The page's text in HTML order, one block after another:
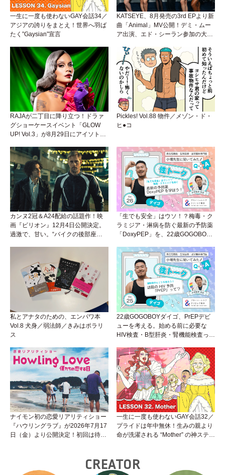
一生に一度も使わないGAY会話34／
アジアの誇りをまとえ！世界へ羽ば
たく”Gaysian”宣言
KATSEYE、8月発売の3rd EPより新
曲「Animal」MV公開！デミ・ムー
ア出演、エド・シーラン参加の大胆
RAJAが二丁目に降り立つ！ドラァ
グショーケースイベント「GLOW
UP! Vol.3」が8月29日にアイソトー
Pickles! Vol.88 物件／メゾン・ド・
ヒ●コ
カンヌ2冠＆A24配給の話題作！映
画『ピリオン』12月4日公開決定。
過激で、甘い。“バイクの後部座
「生でも安全」はウソ！？梅毒・ク
ラミジア・淋病を防ぐ最新の予防薬
「DoxyPEP」を、22歳GOGOBOY
くいことは小堀先生に聞けばイイ！
（Vol.26）
私とアナタのための、エンパワ本
Vol.8 犬身／弱法師／きみはポラリ
ス
22歳GOGOBOYダイゴ、PrEPデビ
ューを考える。始める前に必要な
HIV検査・B型肝炎・腎機能検査っ
性トーク～聞きにくいことは小堀先
生に聞けばイイ！（Vol.25）
ナイモン初の恋愛リアリティショー
『ハウリングラブ』が2026年7月17
日（金）より公開決定！初回は待望
一生に一度も使わないGAY会話32／
プライドは年中無休！生みの親より
命が洗濯される “Mother” の神ステー
CREATOR